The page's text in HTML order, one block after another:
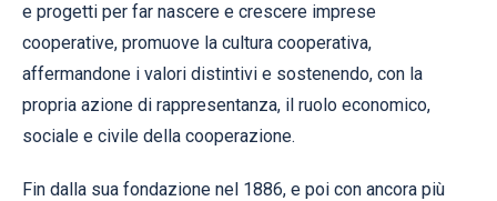
e progetti per far nascere e crescere imprese
cooperative, promuove la cultura cooperativa,
affermandone i valori distintivi e sostenendo, con la
propria azione di rappresentanza, il ruolo economico,
sociale e civile della cooperazione.
Fin dalla sua fondazione nel 1886, e poi con ancora più